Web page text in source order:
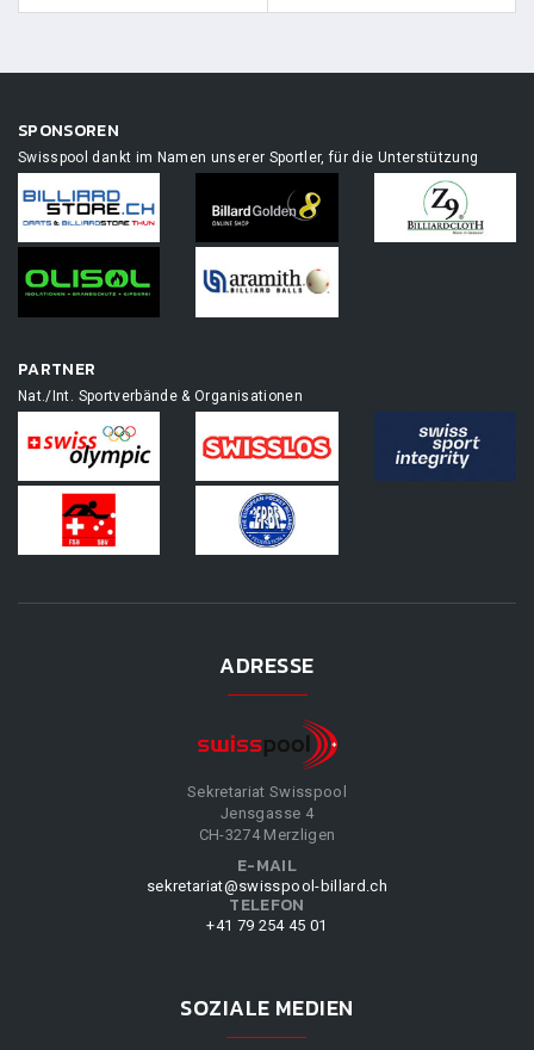
SPONSOREN
Swisspool dankt im Namen unserer Sportler, für die Unterstützung
PARTNER
Nat./Int. Sportverbände & Organisationen
ADRESSE
Sekretariat Swisspool
Jensgasse 4
CH-3274 Merzligen
E-MAIL
sekretariat@swisspool-billard.ch
TELEFON
+41 79 254 45 01
SOZIALE MEDIEN